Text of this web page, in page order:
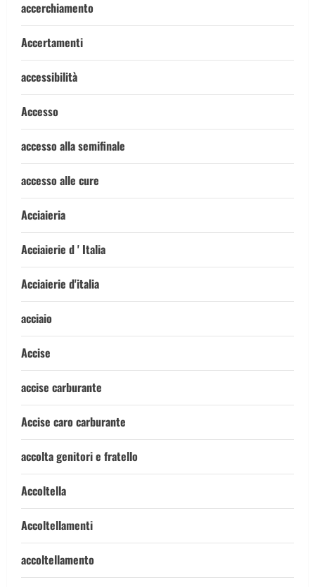
accerchiamento
Accertamenti
accessibilità
Accesso
accesso alla semifinale
accesso alle cure
Acciaieria
Acciaierie d ' Italia
Acciaierie d'italia
acciaio
Accise
accise carburante
Accise caro carburante
accolta genitori e fratello
Accoltella
Accoltellamenti
accoltellamento